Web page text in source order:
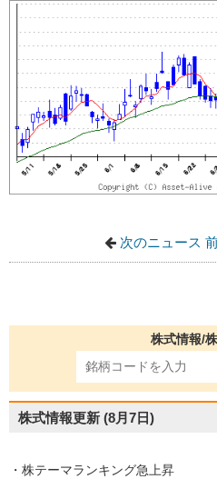
次のニュース
株式情報/
株式情報更新 (8月7日)
・株テーマランキング急上昇